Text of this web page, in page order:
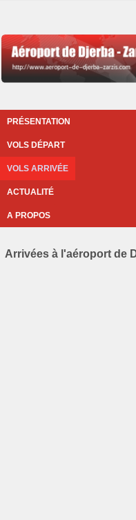
PRÉSENTATION
VOLS DÉPART
VOLS ARRIVÉE
ACTUALITÉ
A PROPOS
Arrivées à l'aéroport de